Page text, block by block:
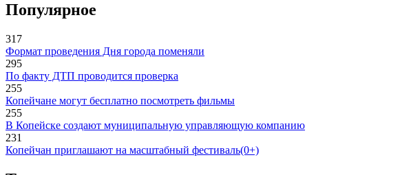
Популярное
317
Формат проведения Дня города поменяли
295
По факту ДТП проводится проверка
255
Копейчане могут бесплатно посмотреть фильмы
255
В Копейске создают муниципальную управляющую компанию
231
Копейчан приглашают на масштабный фестиваль(0+)